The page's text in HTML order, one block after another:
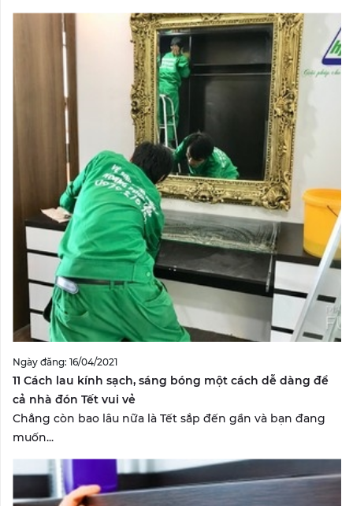
Ngày đăng: 16/04/2021
11 Cách lau kính sạch, sáng bóng một cách dễ dàng để
cả nhà đón Tết vui vẻ
Chẳng còn bao lâu nữa là Tết sắp đến gần và bạn đang
muốn...